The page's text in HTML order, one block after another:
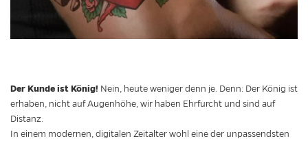
Der Kunde ist König! Nein, heute weniger denn je. Denn: Der König ist
erhaben, nicht auf Augenhöhe, wir haben Ehrfurcht und sind auf
Distanz.
In einem modernen, digitalen Zeitalter wohl eine der unpassendsten